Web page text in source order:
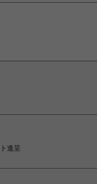
進呈